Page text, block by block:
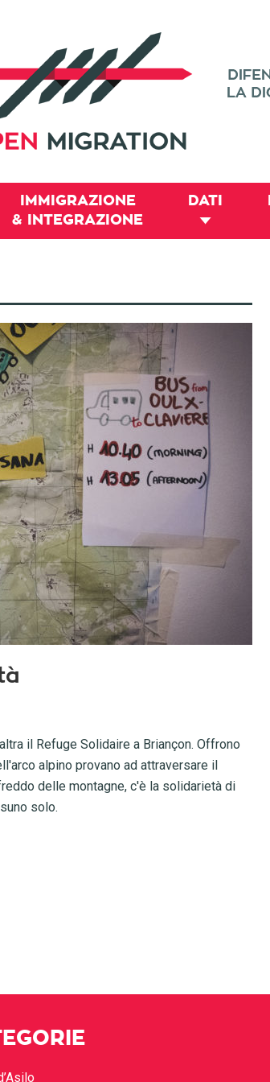
IMMIGRAZIONE
& INTEGRAZIONE
DATI
il Refuge Solidaire a Briançon. Offrono
alpino provano ad attraversare il
delle montagne, c'è la solidarietà di
solo.